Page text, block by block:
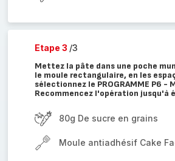
Etape 3 /3
Mettez la pâte dans une poche
le moule rectangulaire, en les
sélectionnez le PROGRAMME P6 -
Recommencez l'opération jusqu'à
80g De sucre en grains
Moule antiadhésif Cake